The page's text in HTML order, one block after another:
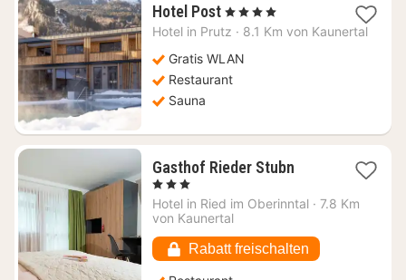
Hotel Post1
Nacht
169,36
€
, 4 Sterne
Hotel in Prutz · 8.1 Km von Kaunertal
Gratis WLAN
Restaurant
Sauna
Gasthof Rieder Stubn1
ab
, 3 Sterne
Hotel in Ried im Oberinntal · 7.8 Km
von Kaunertal
Rabatt freischalten